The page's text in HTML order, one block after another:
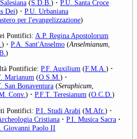
(S.D.B. ) · P.U. Santa Croce
Dei) · P.U. Urbaniana
per l'evangelizzazione)
Pontifici: A.P. Regina Apostolorum
) · P.A. Sant'Anselmo (Anselmianum
)
Pontificie: P.F. Auxilium (F.M.A.) ·
Marianum (O.S.M.) ·
San Bonaventura (Seraphicum,
Conv.) · P.F.T. Teresianum (O.C.D.)
Pontifici: P.I. Studi Arabi (M.Afr.) ·
Cristiana · P.I. Musica Sacra ·
Giovanni Paolo II